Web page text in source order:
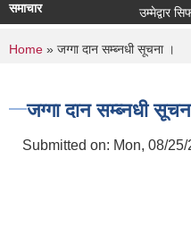
समाचार उम्मेद्वार
You are here
Home » जग्गा दान सम्ब्नधी सूचना ।
जग्गा दान सम्ब्नधी
Submitted on: Mon, 08/